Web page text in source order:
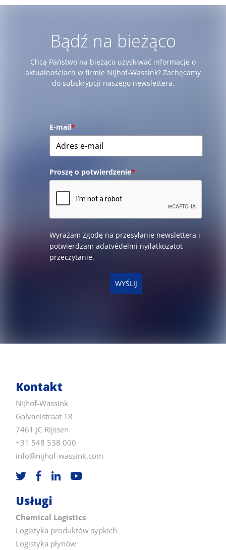
Bądź na bieżąco
Chcą Państwo na bieżąco uzyskiwać informacje o
aktualnościach w firmie Nijhof-Wassink? Zachęcamy
do subskrypcji naszego newslettera.
E-mail*
Proszę o potwierdzenie*
Wyrażam zgodę na przesyłanie newslettera i
potwierdzam adatvédelmi nyilatkozatot
przeczytanie.
WYŚLIJ
Kontakt
Nijhof-Wassink
Galvanistraat 18
7461 JC Rijssen
+31 548 538 000
info@nijhof-wassink.com
Usługi
Chemical Logistics
Logistyka produktów sypkich
Logistyka płynów